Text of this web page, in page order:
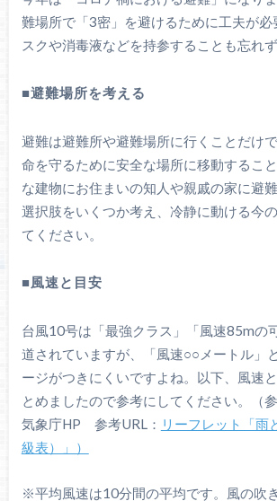
難場所で「3密」を避けるために工夫が必
スクや消毒液などを持参することも忘れず
■避難場所を考える
避難は避難所や避難場所に行くことだけで
命を守るために安全な場所に移動するこ
な建物にお住まいの知人や親戚の家に避難
選択肢をいくつか考え、冷静に動ける今
てください。
■風速と目安
台風10号は「最強クラス」「風速85mの
道されていますが、「風速○○メートル」
ージがつきにくいですよね。以下、風速
とめましたので参考にしてください。（
気象庁HP 参考URL： リーフレット「雨
級表）」）
※平均風速は10分間の平均です。風の吹